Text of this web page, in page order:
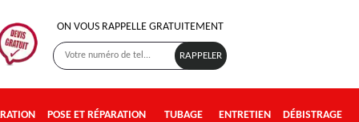
ON VOUS RAPPELLE GRATUITEMENT
POSE ET RÉPARATION
TUBAGE
ENTRETIEN
DÉBISTRAGE